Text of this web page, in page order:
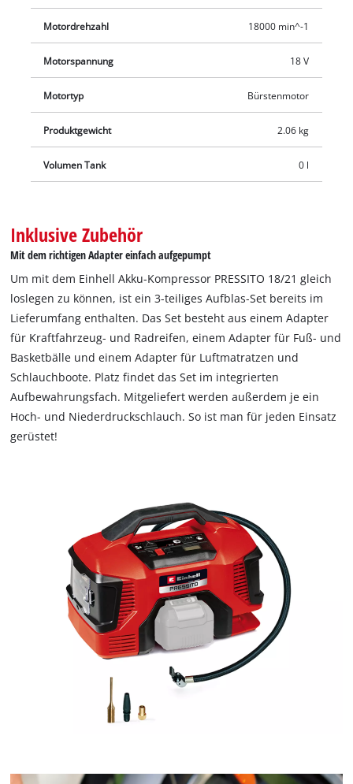
Motordrehzahl 18000 min^-1
Motorspannung 18 V
Motortyp Bürstenmotor
Produktgewicht 2.06 kg
Volumen Tank 0 l
Inklusive Zubehör
Mit dem richtigen Adapter einfach aufgepumpt
Um mit dem Einhell Akku-Kompressor PRESSITO 18/21 gleich
loslegen zu können, ist ein 3-teiliges Aufblas-Set bereits im
Lieferumfang enthalten. Das Set besteht aus einem Adapter
für Kraftfahrzeug- und Radreifen, einem Adapter für Fuß- und
Basketbälle und einem Adapter für Luftmatratzen und
Schlauchboote. Platz findet das Set im integrierten
Aufbewahrungsfach. Mitgeliefert werden außerdem je ein
Hoch- und Niederdruckschlauch. So ist man für jeden Einsatz
gerüstet!